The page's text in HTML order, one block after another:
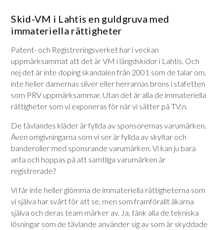
Skid-VM i Lahtis en guldgruva med
immateriella rättigheter
Patent- och Registreringsverket har i veckan
uppmärksammat att det är VM i längdskidor i Lahtis. Och
nej det är inte doping skandalen från 2001 som de talar om,
inte heller damernas silver eller herrarnas brons i stafetten
som PRV uppmärksammar. Utan det är alla de immateriella
rättigheter som vi exponeras för när vi sätter på TV:n.
De tävlandes kläder är fyllda av sponsorernas varumärken.
Även omgivningarna som vi ser är fyllda av skyltar och
banderoller med sponsrande varumärken. Vi kan ju bara
anta och hoppas på att samtliga varumärken är
registrerade?
Vi får inte heller glömma de immateriella rättigheterna som
vi själva har svårt för att se, men som framförallt åkarna
själva och deras team märker av. Ja, tänk alla de tekniska
lösningar som de tävlande använder sig av som är skyddade